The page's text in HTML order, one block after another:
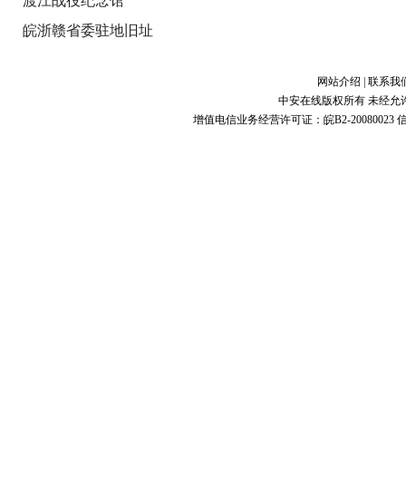
皖浙赣省委驻地旧址
网站介绍
联系我
中安在线版权所有 未经
增值电信业务经营许可证：皖B2-20080023